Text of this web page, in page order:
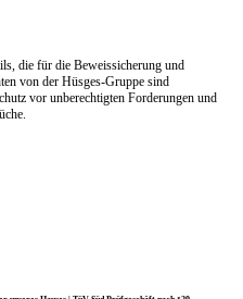
die für die Beweissicherung und
von der Hüsges-Gruppe sind
vor unberechtigten Forderungen und